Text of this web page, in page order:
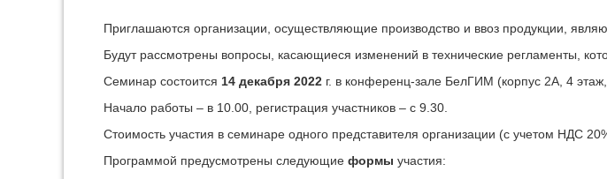
Приглашаются организации, осуществляющие производство и ввоз продукции,
Будут рассмотрены вопросы, касающиеся изменений в технические регламенты,
Семинар состоится 14 декабря 2022 г. в конференц-зале БелГИМ (корпус 2А, 4
Начало работы – в 10.00, регистрация участников – с 9.30.
Стоимость участия в семинаре одного представителя организации (с учетом НДС
Программой предусмотрены следующие формы участия: